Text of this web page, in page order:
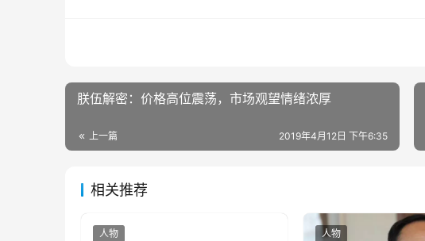
朕伍解密：价格高位震荡，市场观望情绪浓厚
上一篇 2019年4月12日 下午6:35
相关推荐
人物 人物